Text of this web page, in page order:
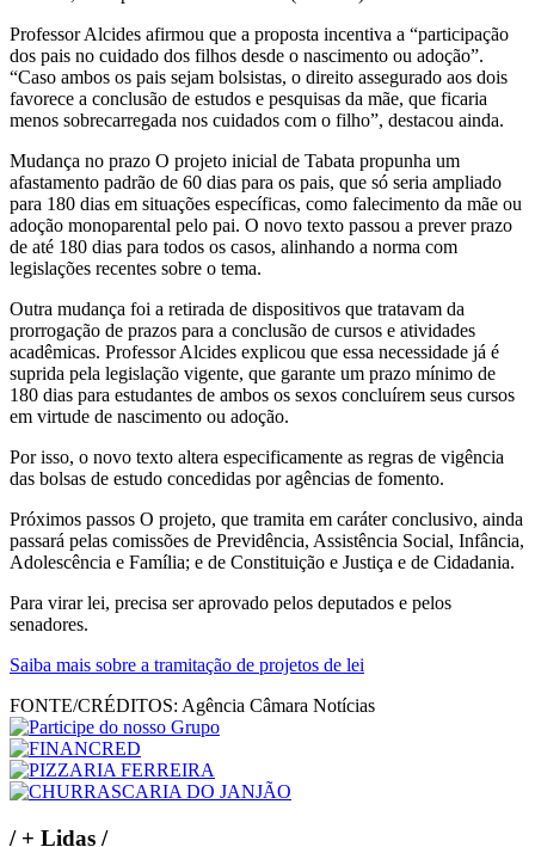
Professor Alcides afirmou que a proposta incentiva a “participação
dos pais no cuidado dos filhos desde o nascimento ou adoção”.
“Caso ambos os pais sejam bolsistas, o direito assegurado aos dois
favorece a conclusão de estudos e pesquisas da mãe, que ficaria
menos sobrecarregada nos cuidados com o filho”, destacou ainda.
Mudança no prazo O projeto inicial de Tabata propunha um
afastamento padrão de 60 dias para os pais, que só seria ampliado
para 180 dias em situações específicas, como falecimento da mãe ou
adoção monoparental pelo pai. O novo texto passou a prever prazo
de até 180 dias para todos os casos, alinhando a norma com
legislações recentes sobre o tema.
Outra mudança foi a retirada de dispositivos que tratavam da
prorrogação de prazos para a conclusão de cursos e atividades
acadêmicas. Professor Alcides explicou que essa necessidade já é
suprida pela legislação vigente, que garante um prazo mínimo de
180 dias para estudantes de ambos os sexos concluírem seus cursos
em virtude de nascimento ou adoção.
Por isso, o novo texto altera especificamente as regras de vigência
das bolsas de estudo concedidas por agências de fomento.
Próximos passos O projeto, que tramita em caráter conclusivo, ainda
passará pelas comissões de Previdência, Assistência Social, Infância,
Adolescência e Família; e de Constituição e Justiça e de Cidadania.
Para virar lei, precisa ser aprovado pelos deputados e pelos
senadores.
Saiba mais sobre a tramitação de projetos de lei
FONTE/CRÉDITOS: Agência Câmara Notícias
/+ Lidas /